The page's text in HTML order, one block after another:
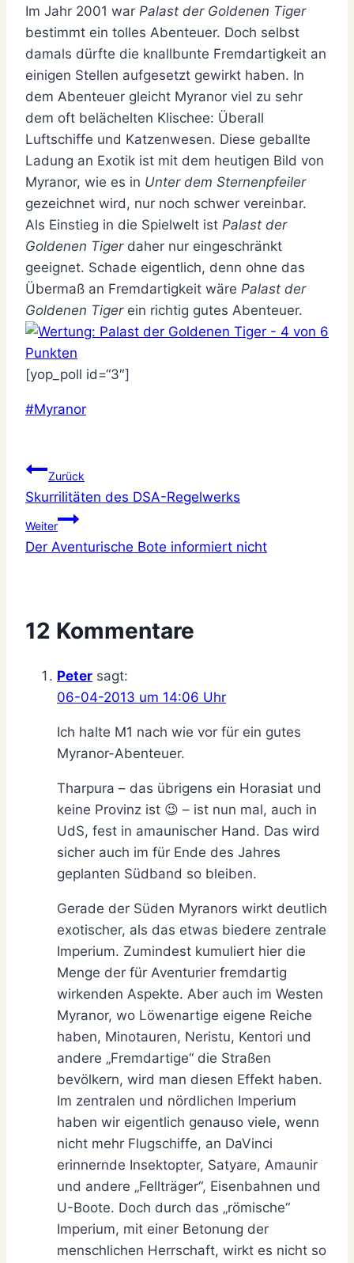
Im Jahr 2001 war Palast der Goldenen Tiger
bestimmt ein tolles Abenteuer. Doch selbst
damals dürfte die knallbunte Fremdartigkeit an
einigen Stellen aufgesetzt gewirkt haben. In
dem Abenteuer gleicht Myranor viel zu sehr
dem oft belächelten Klischee: Überall
Luftschiffe und Katzenwesen. Diese geballte
Ladung an Exotik ist mit dem heutigen Bild von
Myranor, wie es in Unter dem Sternenpfeiler
gezeichnet wird, nur noch schwer vereinbar.
Als Einstieg in die Spielwelt ist Palast der
Goldenen Tigerdaher nur eingeschränkt
geeignet. Schade eigentlich, denn ohne das
Übermaß an Fremdartigkeit wäre Palast der
Goldenen Tigerein richtig gutes Abenteuer.
[yop_poll id=“3″]
Schlagworte:
#Myranor
Beitragsnavigation
Zurück
Skurrilitäten des DSA-Regelwerks
Weiter
Der Aventurische Bote informiert nicht
12 Kommentare
Peter sagt:
06-04-2013 um 14:06 Uhr
Ich halte M1 nach wie vor für ein gutes
Myranor-Abenteuer.
Tharpura – das übrigens ein Horasiat und
keine Provinz ist 😉 – ist nun mal, auch in
UdS, fest in amaunischer Hand. Das wird
sicher auch im für Ende des Jahres
geplanten Südband so bleiben.
Gerade der Süden Myranors wirkt deutlich
exotischer, als das etwas biedere zentrale
Imperium. Zumindest kumuliert hier die
Menge der für Aventurier fremdartig
wirkenden Aspekte. Aber auch im Westen
Myranor, wo Löwenartige eigene Reiche
haben, Minotauren, Neristu, Kentori und
andere „Fremdartige“ die Straßen
bevölkern, wird man diesen Effekt haben.
Im zentralen und nördlichen Imperium
haben wir eigentlich genauso viele, wenn
nicht mehr Flugschiffe, an DaVinci
erinnernde Insektopter, Satyare, Amaunir
und andere „Fellträger“, Eisenbahnen und
U-Boote. Doch durch das „römische“
Imperium, mit einer Betonung der
menschlichen Herrschaft, wirkt es nicht so